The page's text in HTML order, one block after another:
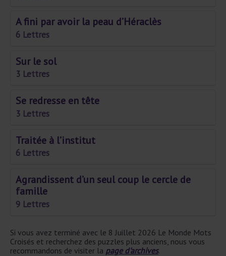
A fini par avoir la peau d’Héraclès
6 Lettres
Sur le sol
3 Lettres
Se redresse en tête
3 Lettres
Traitée à l’institut
6 Lettres
Agrandissent d’un seul coup le cercle de
famille
9 Lettres
Si vous avez terminé avec le 8 Juillet 2026 Le Monde Mots
Croisés et recherchez des puzzles plus anciens, nous vous
recommandons de visiter la page d'archives.